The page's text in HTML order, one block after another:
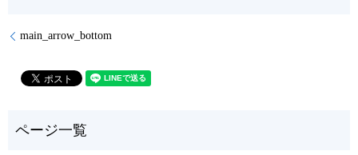
main_arrow_bottom